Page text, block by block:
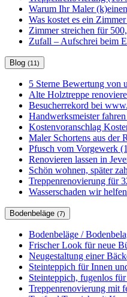
Warum Ihr Maler
Was kostet es ein
Zimmer streichen für
Zufall – Aufschrei beim
Blog (11)
5 Sterne Bewertung von
Alte Holztreppe
Besucherrekord bei
Handwerksmeister
Kostenvoranschlag
Maler Schortens aus der
Pfusch vom Vorgewerk
Renovieren lassen in
Schön wohnen, später
Treppenrenovierung für
Wasserschaden wir
Bodenbeläge (7)
Bodenbeläge /
Frischer Look für neue
Neugestaltung einer
Steinteppich für Innen
Steinteppich, fugenlos
Treppenrenovierung mit